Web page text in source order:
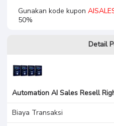
Gunakan kode kupon
50%
Detail
Automation AI Sales Resell
Biaya Transaksi